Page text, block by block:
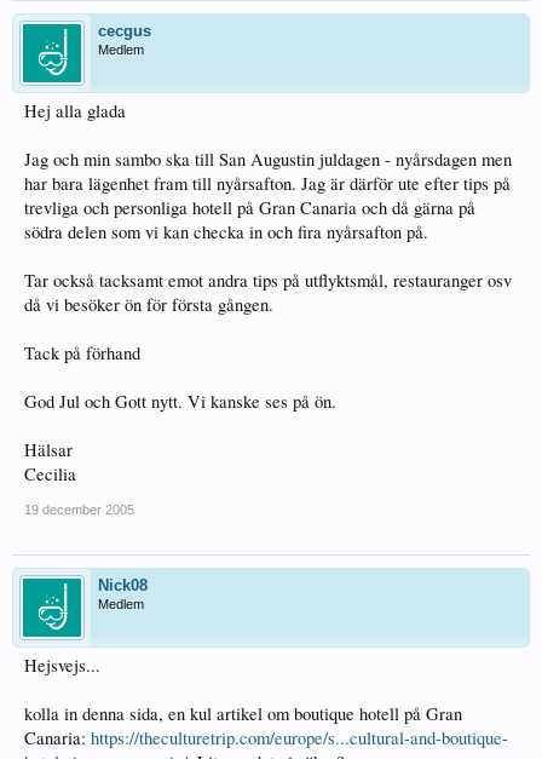
cecgus
Medlem
Hej alla glada
Jag och min sambo ska till San Augustin juldagen - nyårsdagen men
har bara lägenhet fram till nyårsafton. Jag är därför ute efter tips på
trevliga och personliga hotell på Gran Canaria och då gärna på
södra delen som vi kan checka in och fira nyårsafton på.
Tar också tacksamt emot andra tips på utflyktsmål, restauranger osv
då vi besöker ön för första gången.
Tack på förhand
God Jul och Gott nytt. Vi kanske ses på ön.
Hälsar
Cecilia
19 december 2005
Nick08
Medlem
Hejsvejs...
kolla in denna sida, en kul artikel om boutique hotell på Gran
Canaria: https://theculturetrip.com/europe/s...cultural-and-boutique-